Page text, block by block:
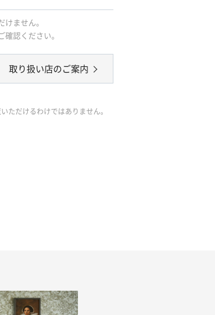
ません。
認ください。
取り扱い店のご案内
ただけるわけではありません。